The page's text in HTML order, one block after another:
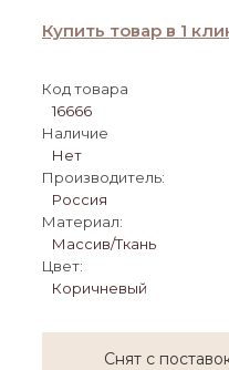
Купить товар в 1
Код товара
16666
Наличие
Нет
Производитель:
Россия
Материал:
Массив/Ткань
Цвет:
Коричневый
Снят с